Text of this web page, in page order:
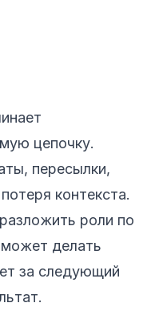
цепочку.
пересылки,
контекста.
роли по
делать
за следующий